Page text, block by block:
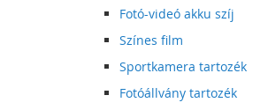
Fotó-videó akku szíj
Színes film
Sportkamera tartozék
Fotóállvány tartozék